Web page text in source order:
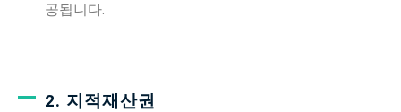
공됩니다.
2. 지적재산권